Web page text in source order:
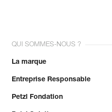
QUI SOMMES-NOUS ?
La marque
Entreprise Responsable
Petzl Fondation